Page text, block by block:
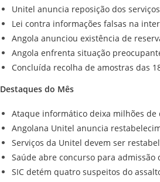
Unitel anuncia reposição dos
Lei contra informações falsas na
Angola anunciou existência de
Angola enfrenta situação
Concluída recolha de amostras das
Destaques do Mês
Ataque informático deixa milhões
Angolana Unitel anuncia
Serviços da Unitel devem ser
Saúde abre concurso para
SIC detém quatro suspeitos do